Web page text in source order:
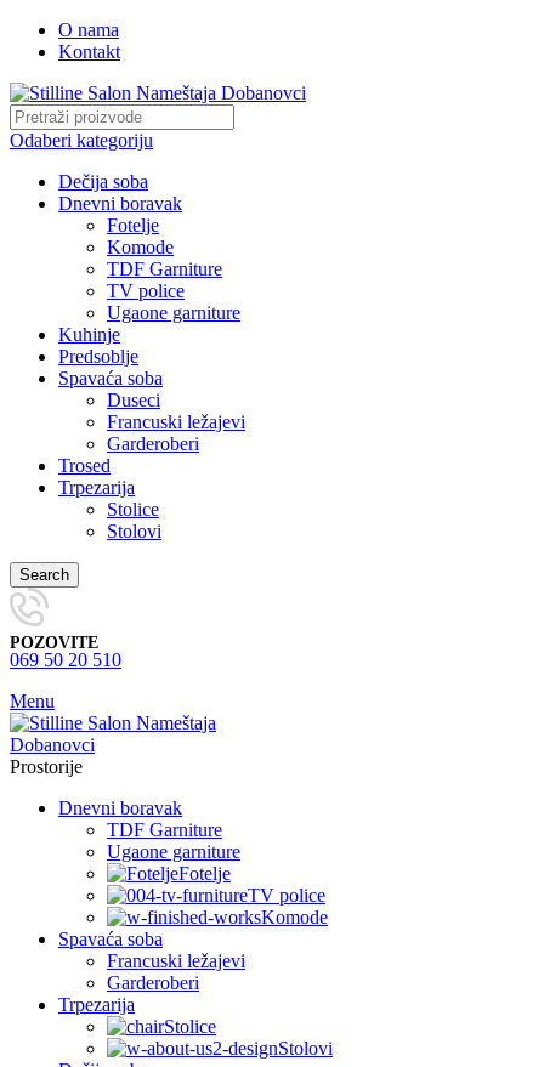
O nama
Kontakt
Odaberi kategoriju
Dečija soba
Dnevni boravak
Fotelje
Komode
TDF Garniture
TV police
Ugaone garniture
Kuhinje
Predsoblje
Spavaća soba
Duseci
Francuski ležajevi
Garderoberi
Trosed
Trpezarija
Stolice
Stolovi
Search
POZOVITE
069 50 20 510
Menu
Prostorije
Dnevni boravak
TDF Garniture
Ugaone garniture
Fotelje
TV police
Komode
Spavaća soba
Francuski ležajevi
Garderoberi
Trpezarija
Stolice
Stolovi